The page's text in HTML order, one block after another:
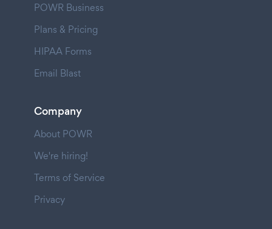
POWR Business
Plans & Pricing
HIPAA Forms
Email Blast
Company
About POWR
We're hiring!
Terms of Service
Privacy